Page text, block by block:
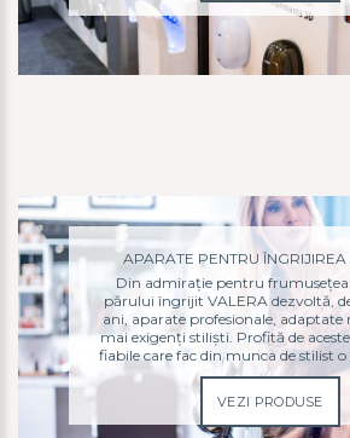
APARATE PENTRU
Din admirație pentru
părului îngrijit VALERA dezvoltă,
ani, aparate profesionale, adaptate
mai exigenți stiliști. Profită de
fiabile care fac din munca de stilist o
VEZI PRODUSE